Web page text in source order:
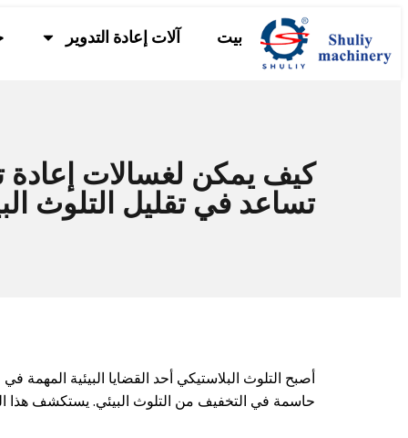
بيت آلات إعادة التدوير
كيف يمكن لغسالات إعادة
تساعد في تقليل التلوث
أصبح التلوث البلاستيكي أحد القضايا البيئية المهمة
حاسمة في التخفيف من التلوث البيئي. يستكشف هذا